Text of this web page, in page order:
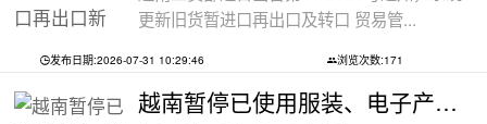
更新旧货暂进口再出口及转口 贸易管...
发布日期:2026-07-31 10:29:46 浏览次数:171
越南暂停已使用服装、电子产品、摩托车